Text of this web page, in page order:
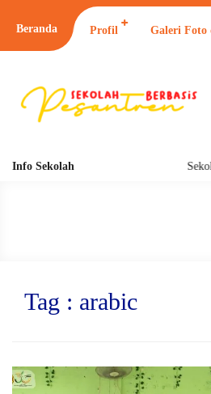
Beranda Profil Galeri Foto
Info Sekolah
Tag : arabic